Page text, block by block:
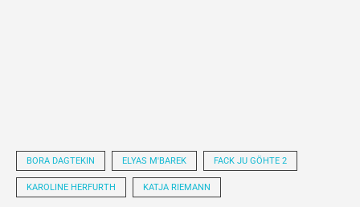
BORA DAGTEKIN ELYAS M'BAREK FACK JU GÖHTE 2
KAROLINE HERFURTH KATJA RIEMANN